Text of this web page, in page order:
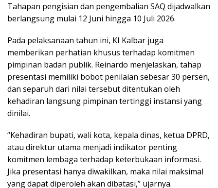
Tahapan pengisian dan pengembalian SAQ dijadwalkan
berlangsung mulai 12 Juni hingga 10 Juli 2026.
Pada pelaksanaan tahun ini, KI Kalbar juga
memberikan perhatian khusus terhadap komitmen
pimpinan badan publik. Reinardo menjelaskan, tahap
presentasi memiliki bobot penilaian sebesar 30 persen,
dan separuh dari nilai tersebut ditentukan oleh
kehadiran langsung pimpinan tertinggi instansi yang
dinilai.
“Kehadiran bupati, wali kota, kepala dinas, ketua DPRD,
atau direktur utama menjadi indikator penting
komitmen lembaga terhadap keterbukaan informasi.
Jika presentasi hanya diwakilkan, maka nilai maksimal
yang dapat diperoleh akan dibatasi,” ujarnya.